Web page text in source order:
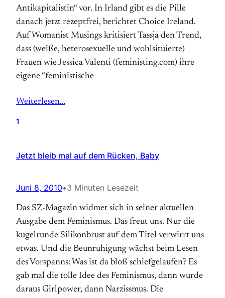
Antikapitalistin“ vor. In Irland gibt es die Pille
danach jetzt rezeptfrei, berichtet Choice Ireland.
Auf Womanist Musings kritisiert Tassja den Trend,
dass (weiße, heterosexuelle und wohlsituierte)
Frauen wie Jessica Valenti (feministing.com) ihre
eigene “feministische
Weiterlesen…
1
Jetzt bleib mal auf dem Rücken, Baby
Juni 8, 2010•3 Minuten Lesezeit
Das SZ-Magazin widmet sich in seiner aktuellen
Ausgabe dem Feminismus. Das freut uns. Nur die
kugelrunde Silikonbrust auf dem Titel verwirrt uns
etwas. Und die Beunruhigung wächst beim Lesen
des Vorspanns: Was ist da bloß schiefgelaufen? Es
gab mal die tolle Idee des Feminismus, dann wurde
daraus Girlpower, dann Narzissmus. Die